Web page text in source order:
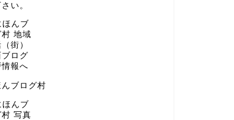
い。
んブログ村